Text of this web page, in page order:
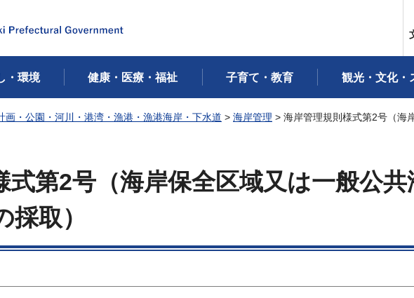
・環境 健康・医療・福祉 子育て・教育 観光・文化・
画・公園・河川・港湾・漁港・漁港海岸・下水道 > 海岸管理 > 海岸管理規則様式第2号（海
式第2号（海岸保全区域又は一般公共
取）